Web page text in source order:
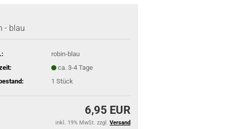
Passwort vergessen?
- blau
robin-blau
ca. 3-4 Tage
1 Stück
6,95 EUR
inkl. 19% MwSt. zzgl. Versand